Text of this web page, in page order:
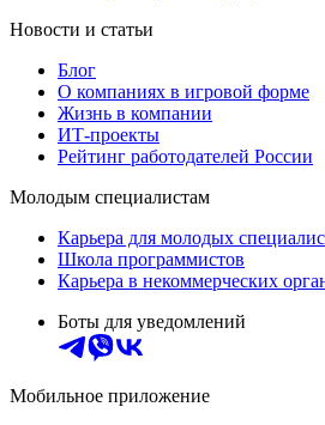
Новости и статьи
Блог
О компаниях в игровой форме
Жизнь в компании
ИТ-проекты
Рейтинг работодателей России
Молодым специалистам
Карьера для молодых
Школа программистов
Карьера в некоммерческих
Боты для уведомлений
Мобильное приложение